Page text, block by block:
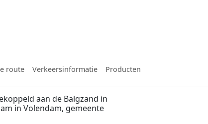
route Verkeersinformatie Producten
aan de Balgzand in
in Volendam, gemeente